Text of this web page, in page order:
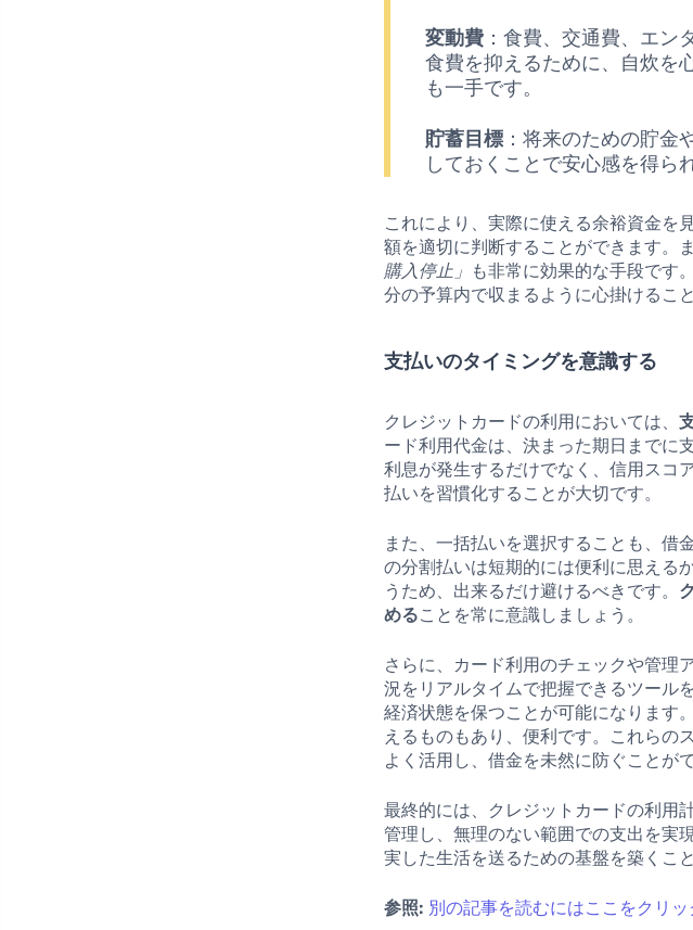
変動費 ：食費、交通費、エン
食費を抑えるために、自炊を
も一手です。
貯蓄目標 ：将来のための貯金
しておくことで安心感を得ら
これにより、実際に使える余裕資金を
額を適切に判断することができます。
購入停止」 も非常に効果的な手段です
分の予算内で収まるように心掛けるこ
支払いのタイミングを意識する
クレジットカードの利用においては、
ード利用代金は、決まった期日までに
利息が発生するだけでなく、信用スコ
払いを習慣化することが大切です。
また、一括払いを選択することも、借
の分割払いは短期的には便利に思える
うため、出来るだけ避けるべきです。
めることを常に意識しましょう。
さらに、カード利用のチェックや管理
況をリアルタイムで把握できるツール
経済状態を保つことが可能になります
えるものもあり、便利です。これらの
よく活用し、借金を未然に防ぐことが
最終的には、クレジットカードの利用
管理し、無理のない範囲での支出を実
実した生活を送るための基盤を築くこ
参照: 別の記事を読むにはここをクリ